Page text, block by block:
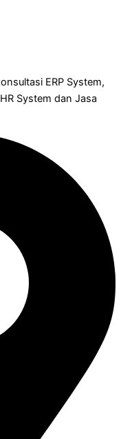
ERP System,
System dan Jasa